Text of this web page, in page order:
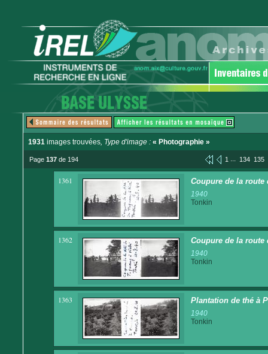
1931 images trouvées, Type d'image : « Photographie »
Page 137 de 194 1 ... 134 135
1361 Coupure de la route
1940
Tonkin
1362 Coupure de la route
1940
Tonkin
1363 Plantation de thé à
1940
Tonkin